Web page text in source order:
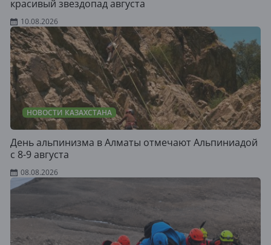
красивый звездопад августа
10.08.2026
НОВОСТИ КАЗАХСТАНА
День альпинизма в Алматы отмечают Альпиниадой
с 8-9 августа
08.08.2026